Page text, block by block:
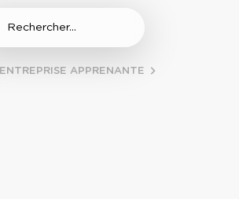
ENTREPRISE APPRENANTE